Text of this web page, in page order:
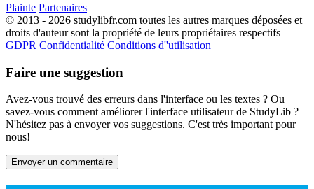
Plainte Partenaires
© 2013 - 2026 studylibfr.com toutes les autres marques déposées et
droits d'auteur sont la propriété de leurs propriétaires respectifs
GDPR Confidentialité Conditions d''utilisation
Faire une suggestion
Avez-vous trouvé des erreurs dans l'interface ou les textes ? Ou
savez-vous comment améliorer l'interface utilisateur de StudyLib ?
N'hésitez pas à envoyer vos suggestions. C'est très important pour
nous!
Envoyer un commentaire